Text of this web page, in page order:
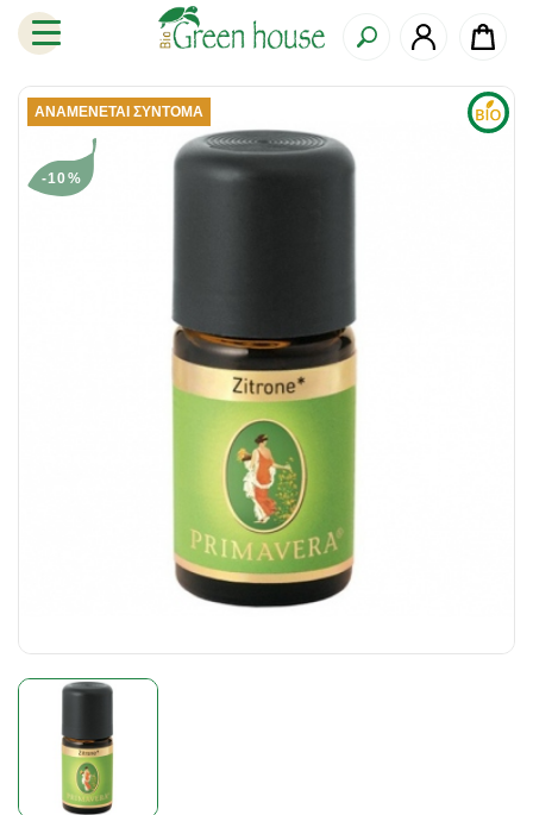
ΑΝΑΜΈΝΕΤΑΙ ΣΎΝΤΟΜΑ
-10%